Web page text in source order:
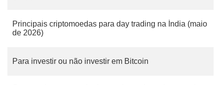
Principais criptomoedas para day trading na Índia (maio
de 2026)
Para investir ou não investir em Bitcoin